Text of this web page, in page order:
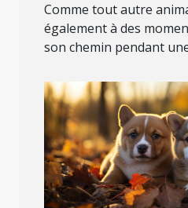
Comme tout autre
également à des
son chemin pendant